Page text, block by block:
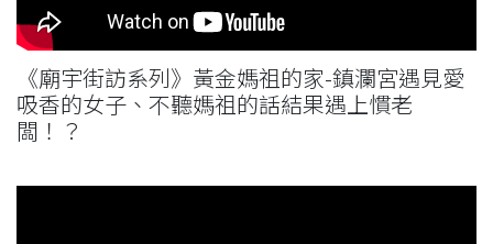
《廟宇街訪系列》黃金媽祖的家-鎮瀾宮遇見愛
吸香的女子、不聽媽祖的話結果遇上慣老
闆！？